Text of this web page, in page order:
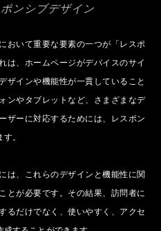
ンシブデザイン
おいて重要な要素の一つが「レスポ
は、ホームページがデバイスのサイ
ザインや機能性が一貫していること
ンやタブレットなど、さまざまなデ
ザーに対応するためには、レスポン
。
は、これらのデザインと機能性に関
とが必要です。その結果、訪問者に
るだけでなく、使いやすく、アクセ